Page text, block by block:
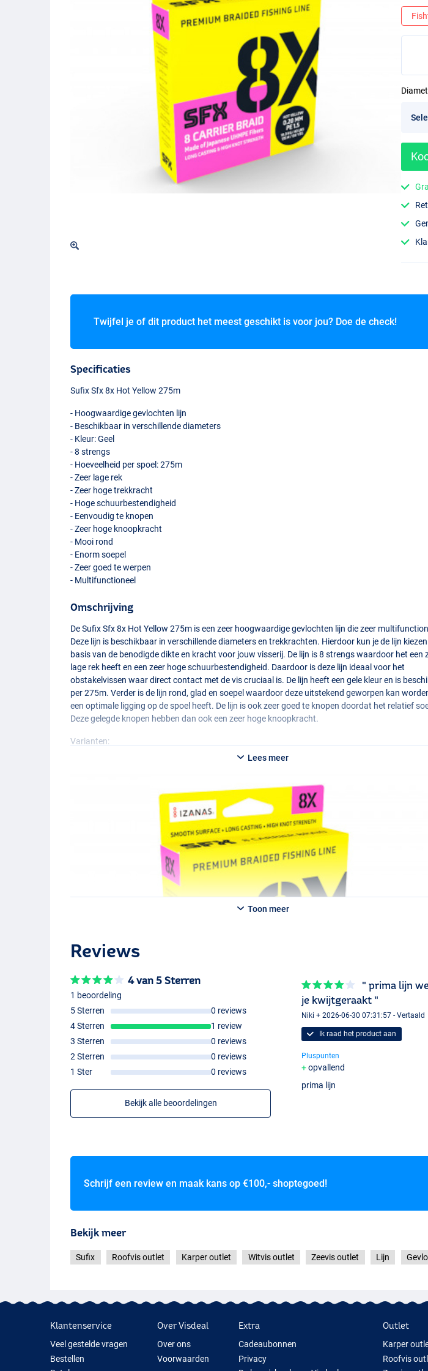
Twijfel je of dit product het meest geschikt is voor jou? Doe de check!
Specificaties
Sufix Sfx 8x Hot Yellow 275m
- Hoogwaardige gevlochten lijn
- Beschikbaar in verschillende diameters
- Kleur: Geel
- 8 strengs
- Hoeveelheid per spoel: 275m
- Zeer lage rek
- Zeer hoge trekkracht
- Hoge schuurbestendigheid
- Eenvoudig te knopen
- Zeer hoge knoopkracht
- Mooi rond
- Enorm soepel
- Zeer goed te werpen
- Multifunctioneel
Omschrijving
De Sufix Sfx 8x Hot Yellow 275m is een zeer hoogwaardige gevlochten lijn die zeer
Deze lijn is beschikbaar in verschillende diameters en trekkrachten. Hierdoor kun je de lijn
basis van de benodigde dikte en kracht voor jouw visserij. De lijn is 8 strengs waardoor het een
lage rek heeft en een zeer hoge schuurbestendigheid. Daardoor is deze lijn ideaal voor het
obstakelvissen waar direct contact met de vis cruciaal is. De lijn heeft een gele kleur en is
per 275m. Verder is de lijn rond, glad en soepel waardoor deze uitstekend geworpen kan
een optimale ligging op de spoel heeft. De lijn is ook zeer goed te knopen doordat het relatief
Deze gelegde knopen hebben dan ook een zeer hoge knoopkracht.
Varianten:
- Sufix Sfx 8x 0,104mm ‘Hot Yellow’ (275m) (5,0kg)
- Sufix Sfx 8x 0,165mm ‘Hot Yellow’ (275m) (10,0kg)
- Sufix Sfx 8x 0,185mm ‘Hot Yellow’ (275m) (13,0kg)
- Sufix Sfx 8x 0,205mm ‘Hot Yellow’ (275m) (16,5kg)
- Sufix Sfx 8x 0,235mm ‘Hot Yellow’ (275m) (20,0kg)
- Sufix Sfx 8x 0,285mm ‘Hot Yellow’ (275m) (22,3kg)
- Sufix Sfx 8x 0,330mm ‘Hot Yellow’ (275m) (25,6kg)
Lees meer
Toon meer
Reviews
4 van 5 Sterren
1 beoordeling
5 Sterren
0 reviews
4 Sterren
1 review
3 Sterren
0 reviews
2 Sterren
0 reviews
1 Ster
0 reviews
Bekijk alle beoordelingen
" prima lijn
je kwijtgeraakt "
Niki + 2026-06-30 07:31:57 - Vertaald
Ik raad het product aan
Pluspunten
opvallend
prima lijn
Schrijf een review en maak kans op €100,- shoptegoed!
Bekijk meer
Sufix Roofvis outlet Karper outlet Witvis outlet Zeevis outlet Lijn
Klantenservice
Veel gestelde vragen
Bestellen
Over Visdeal
Over ons
Voorwaarden
Extra
Cadeaubonnen
Privacy
Outlet
Karper
Roofvis